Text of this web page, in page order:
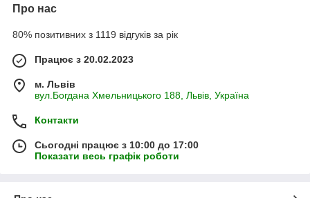
Про нас
80% позитивних з 1119 відгуків за рік
Працює з 20.02.2023
м. Львів
вул.Богдана Хмельницького 188, Львів, Україна
Контакти
Сьогодні працює з 10:00 до 17:00
Показати весь графік роботи